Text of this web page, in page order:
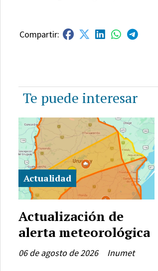
Te puede interesar
Actualización de
alerta meteorológica
Inumet
Actualidad
06 de agosto de 2026